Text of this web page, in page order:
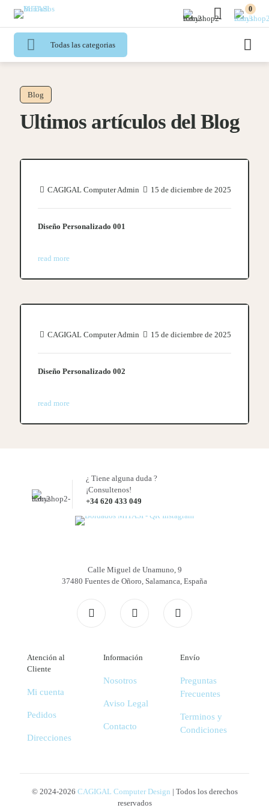
0
Todas las categorias
Blog
Ultimos artículos del Blog
CAGIGAL Computer Admin 15 de diciembre de 2025
Diseño Personalizado 001
read more
CAGIGAL Computer Admin 15 de diciembre de 2025
Diseño Personalizado 002
read more
+34 620 433 049
¿ Tiene alguna duda ?
¡Consultenos!
Calle Miguel de Unamuno, 9
37480 Fuentes de Oñoro, Salamanca, España
Atención al
Cliente
Mi cuenta
Pedidos
Direcciones
Información
Nosotros
Aviso Legal
Contacto
Envío
Preguntas
Frecuentes
Terminos y
Condiciones
© 2024-2026 CAGIGAL Computer Design | Todos los derechos
reservados